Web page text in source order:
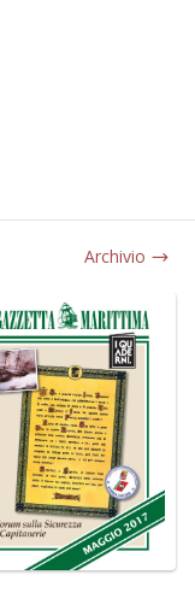
Archivio